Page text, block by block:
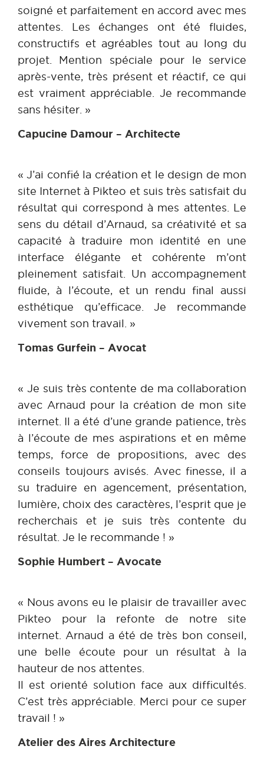
soigné et parfaitement en accord avec mes
attentes. Les échanges ont été fluides,
constructifs et agréables tout au long du
projet. Mention spéciale pour le service
après-vente, très présent et réactif, ce qui
est vraiment appréciable. Je recommande
sans hésiter. »
Capucine Damour – Architecte
« J’ai confié la création et le design de mon
site Internet à Pikteo et suis très satisfait du
résultat qui correspond à mes attentes. Le
sens du détail d’Arnaud, sa créativité et sa
capacité à traduire mon identité en une
interface élégante et cohérente m’ont
pleinement satisfait. Un accompagnement
fluide, à l’écoute, et un rendu final aussi
esthétique qu’efficace. Je recommande
vivement son travail. »
Tomas Gurfein – Avocat
« Je suis très contente de ma collaboration
avec Arnaud pour la création de mon site
internet. Il a été d’une grande patience, très
à l’écoute de mes aspirations et en même
temps, force de propositions, avec des
conseils toujours avisés. Avec finesse, il a
su traduire en agencement, présentation,
lumière, choix des caractères, l’esprit que je
recherchais et je suis très contente du
résultat. Je le recommande ! »
Sophie Humbert – Avocate
« Nous avons eu le plaisir de travailler avec
Pikteo pour la refonte de notre site
internet. Arnaud a été de très bon conseil,
une belle écoute pour un résultat à la
hauteur de nos attentes.
Il est orienté solution face aux difficultés.
C’est très appréciable. Merci pour ce super
travail ! »
Atelier des Aires Architecture